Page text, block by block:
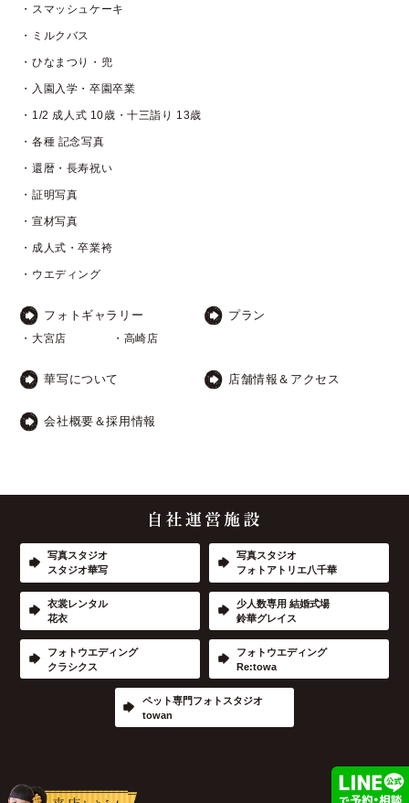
・スマッシュケーキ
・ミルクバス
・ひなまつり・兜
・入園入学・卒園卒業
・1/2 成人式 10歳・十三詣り 13歳
・各種 記念写真
・還暦・長寿祝い
・証明写真
・宣材写真
・成人式・卒業袴
・ウエディング
フォトギャラリー
・大宮店 ・高崎店
プラン
華写について 店舗情報＆アクセス
会社概要＆採用情報
写真スタジオ
スタジオ華写
写真スタジオ
フォトアトリエ八千華
衣裳レンタル
花衣
少人数専用 結婚式場
鈴華グレイス
フォトウエディング
クラシクス
フォトウエディング
Re:towa
ペット専門フォトスタジオ
towan